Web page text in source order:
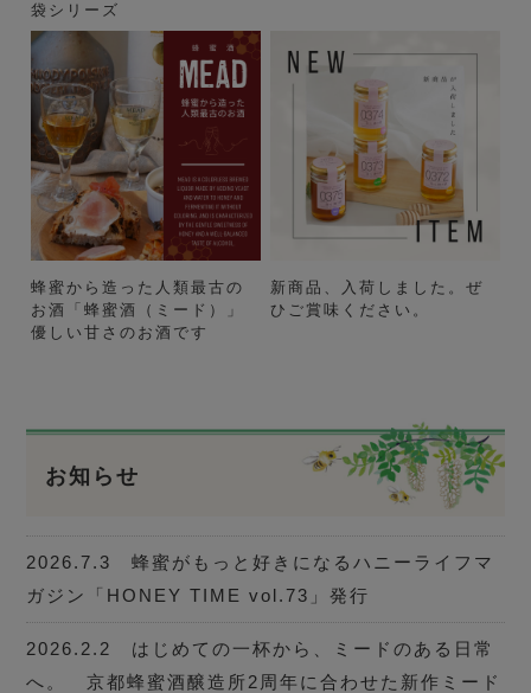
袋シリーズ
蜂蜜から造った人類最古の
お酒「蜂蜜酒（ミード）」
優しい甘さのお酒です
新商品、入荷しました。ぜ
ひご賞味ください。
お知らせ
2026.7.3 蜂蜜がもっと好きになるハニーライフマ
ガジン「HONEY TIME vol.73」発行
2026.2.2 はじめての一杯から、ミードのある日常
へ。 京都蜂蜜酒醸造所2周年に合わせた新作ミード